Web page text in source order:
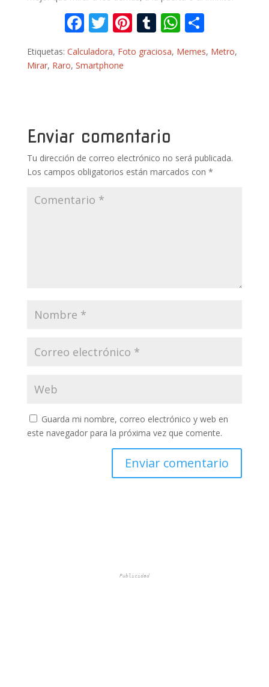
F
ac
e
k
T
itt
Pi
er
T
m
W
at m
Etiquetas: Calculadora, Foto graciosa, Memes, Metro,
Mirar, Raro, Smartphone
Enviar comentario
Tu dirección de correo electrónico no será publicada.
Los campos obligatorios están marcados con *
Guarda mi nombre, correo electrónico y web en
este navegador para la próxima vez que comente.
Publicidad